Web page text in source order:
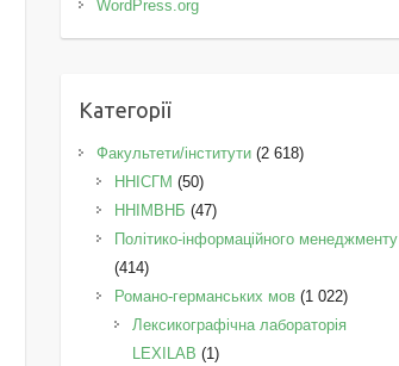
WordPress.org
Категорії
Факультети/інститути(2 618)
ННІСГМ (50)
ННІМВНБ (47)
Політико-інформаційного менеджменту
(414)
Романо-германських мов(1 022)
Лексикографічна лабораторія
LEXILAB (1)